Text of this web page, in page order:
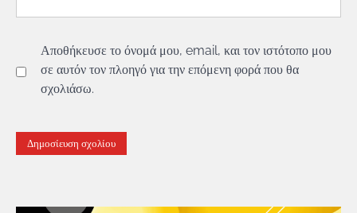
Αποθήκευσε το όνομά μου, email, και τον ιστότοπο μου
σε αυτόν τον πλοηγό για την επόμενη φορά που θα
σχολιάσω.